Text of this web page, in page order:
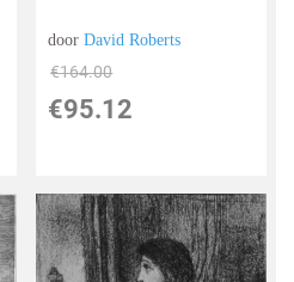
doorDavid Roberts
€164.00
€95.12